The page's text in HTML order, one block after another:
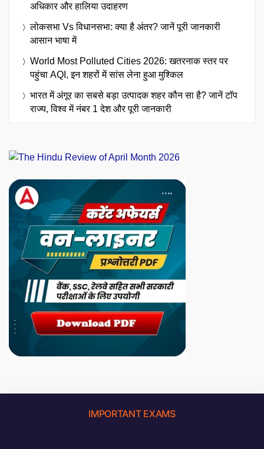
अधिकार और हालिया उदाहरण
लोकसभा Vs विधानसभा: क्या है अंतर? जानें पूरी जानकारी
आसान भाषा में
World Most Polluted Cities 2026: खतरनाक स्तर पर
पहुंचा AQI, इन शहरों में सांस लेना हुआ मुश्किल
भारत में अंगूर का सबसे बड़ा उत्पादक शहर कौन सा है? जानें टॉप
राज्य, विश्व में नंबर 1 देश और पूरी जानकारी
IMPORTANT EXAMS